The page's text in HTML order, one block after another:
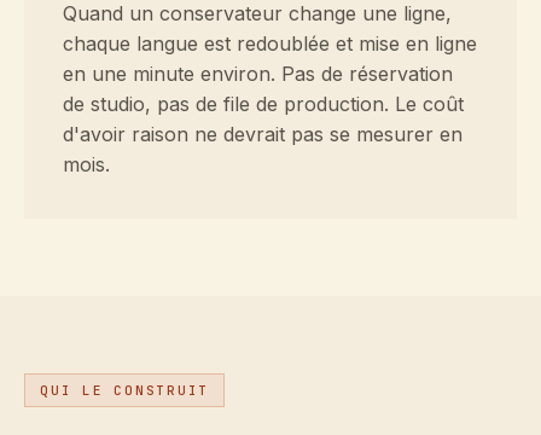
Quand un conservateur change une ligne,
chaque langue est redoublée et mise en ligne
en une minute environ. Pas de réservation
de studio, pas de file de production. Le coût
d'avoir raison ne devrait pas se mesurer en
mois.
QUI LE CONSTRUIT